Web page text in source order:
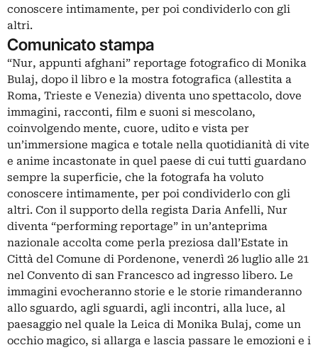
conoscere intimamente, per poi condividerlo con gli
altri.
Comunicato stampa
“Nur, appunti afghani” reportage fotografico di Monika
Bulaj, dopo il libro e la mostra fotografica (allestita a
Roma, Trieste e Venezia) diventa uno spettacolo, dove
immagini, racconti, film e suoni si mescolano,
coinvolgendo mente, cuore, udito e vista per
un’immersione magica e totale nella quotidianità di vite
e anime incastonate in quel paese di cui tutti guardano
sempre la superficie, che la fotografa ha voluto
conoscere intimamente, per poi condividerlo con gli
altri. Con il supporto della regista Daria Anfelli, Nur
diventa “performing reportage” in un’anteprima
nazionale accolta come perla preziosa dall’Estate in
Città del Comune di Pordenone, venerdì 26 luglio alle 21
nel Convento di san Francesco ad ingresso libero. Le
immagini evocheranno storie e le storie rimanderanno
allo sguardo, agli sguardi, agli incontri, alla luce, al
paesaggio nel quale la Leica di Monika Bulaj, come un
occhio magico, si allarga e lascia passare le emozioni e i